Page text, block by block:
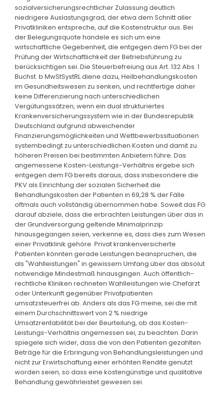
sozialversicherungsrechtlicher Zulassung deutlich
niedrigere Auslastungsgrad, der etwa dem Schnitt aller
Privatkliniken entspreche, auf die Kostenstruktur aus. Bei
der Belegungsquote handele es sich um eine
wirtschaftliche Gegebenheit, die entgegen dem FG bei der
Prüfung der Wirtschaftlichkeit der Betriebsführung zu
berücksichtigen sei. Die Steuerbefreiung aus Art. 132 Abs. 1
Buchst. b MwStSystRL diene dazu, Heilbehandlungskosten
im Gesundheitswesen zu senken, und rechtfertige daher
keine Differenzierung nach unterschiedlichen
Vergütungssätzen, wenn ein dual strukturiertes
Krankenversicherungssystem wie in der Bundesrepublik
Deutschland aufgrund abweichender
Finanzierungsmöglichkeiten und Wettbewerbssituationen
systembedingt zu unterschiedlichen Kosten und damit zu
höheren Preisen bei bestimmten Anbietern führe. Das
angemessene Kosten-Leistungs-Verhältnis ergebe sich
entgegen dem FG bereits daraus, dass insbesondere die
PKV als Einrichtung der sozialen Sicherheit die
Behandlungskosten der Patienten in 69,28 % der Fälle
oftmals auch vollständig übernommen habe. Soweit das FG
darauf abziele, dass die erbrachten Leistungen über das in
der Grundversorgung geltende Minimalprinzip
hinausgegangen seien, verkenne es, dass dies zum Wesen
einer Privatklinik gehöre. Privat krankenversicherte
Patienten könnten gerade Leistungen beanspruchen, die
als "Wahlleistungen" in gewissem Umfang über das absolut
notwendige Mindestmaß hinausgingen. Auch öffentlich-
rechtliche Kliniken rechneten Wahlleistungen wie Chefarzt
oder Unterkunft gegenüber Privatpatienten
umsatzsteuerfrei ab. Anders als das FG meine, sei die mit
einem Durchschnittswert von 2 % niedrige
Umsatzrentabilität bei der Beurteilung, ob das Kosten-
Leistungs-Verhältnis angemessen sei, zu beachten. Darin
spiegele sich wider, dass die von den Patienten gezahlten
Beträge für die Erbringung von Behandlungsleistungen und
nicht zur Erwirtschaftung einer erhöhten Rendite genutzt
worden seien, so dass eine kostengünstige und qualitative
Behandlung gewährleistet gewesen sei.